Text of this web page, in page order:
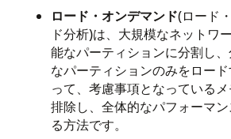
ロード・オンデマンド(ロード
ド分析)は、大規模なネットワ
能なパーティションに分割し
なパーティションのみをロー
って、考慮事項となっている
排除し、全体的なパフォーマ
る方法です。